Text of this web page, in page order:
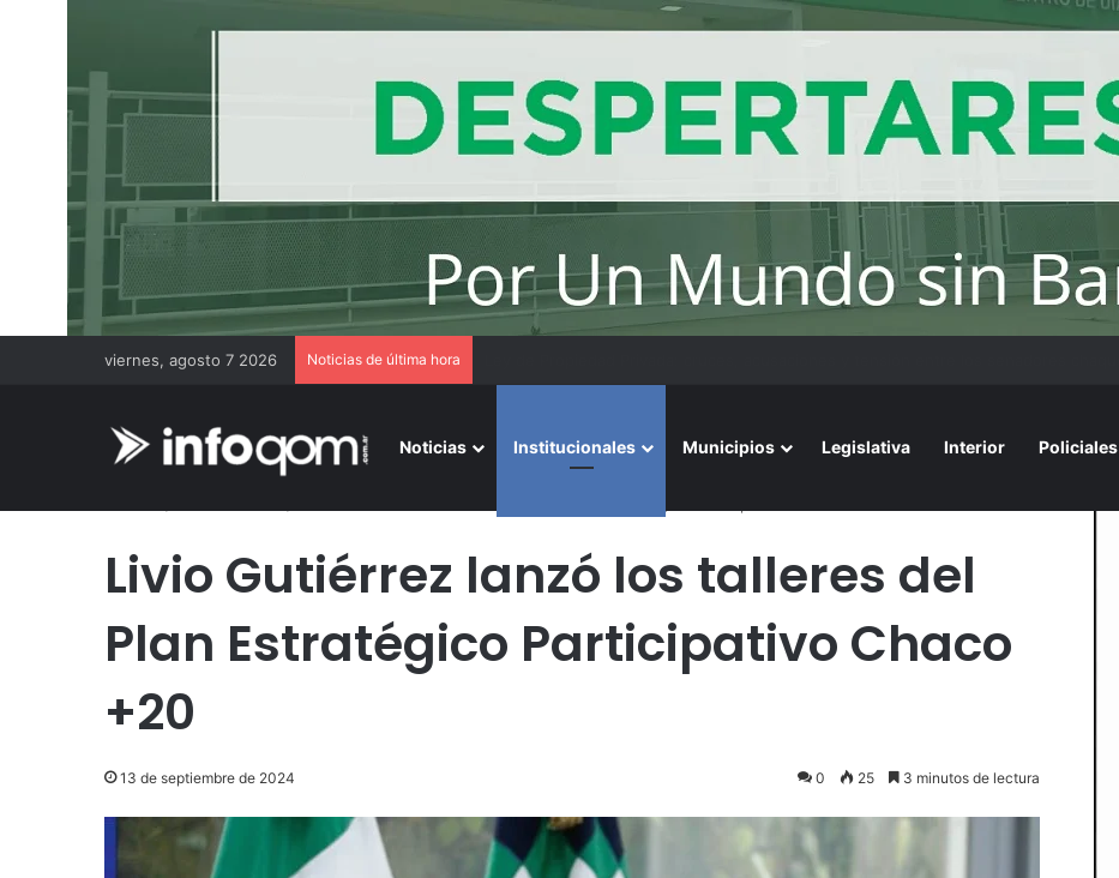
viernes, agosto 7 2026 Noticias de última hora
Noticias Institucionales Municipios Legislativa Interior Policiales
Livio Gutiérrez lanzó los talleres del
Plan Estratégico Participativo Chaco
+20
13 de septiembre de 2024 0 25 3 minutos de lectura